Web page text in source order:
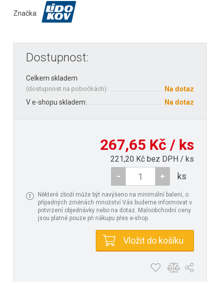
Značka:
Dostupnost:
Celkem skladem
(dostupnost na pobočkách):
Na dotaz
V e-shopu skladem:
Na dotaz
267,65 Kč / ks
221,20 Kč bez DPH / ks
ks
Některé zboží může být navýšeno na minimální balení, o
případných změnách množství Vás budeme informovat v
potvrzení objednávky nebo na dotaz. Maloobchodní ceny
jsou platné pouze při nákupu přes e-shop.
Vložit do košíku